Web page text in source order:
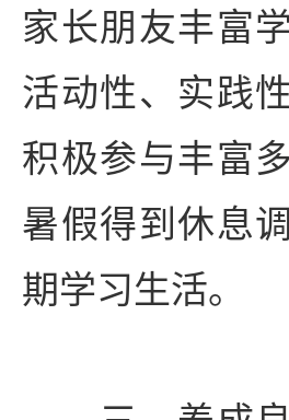
家长朋友丰富
活动性、实践
积极参与丰富
暑假得到休息
期学习生活。